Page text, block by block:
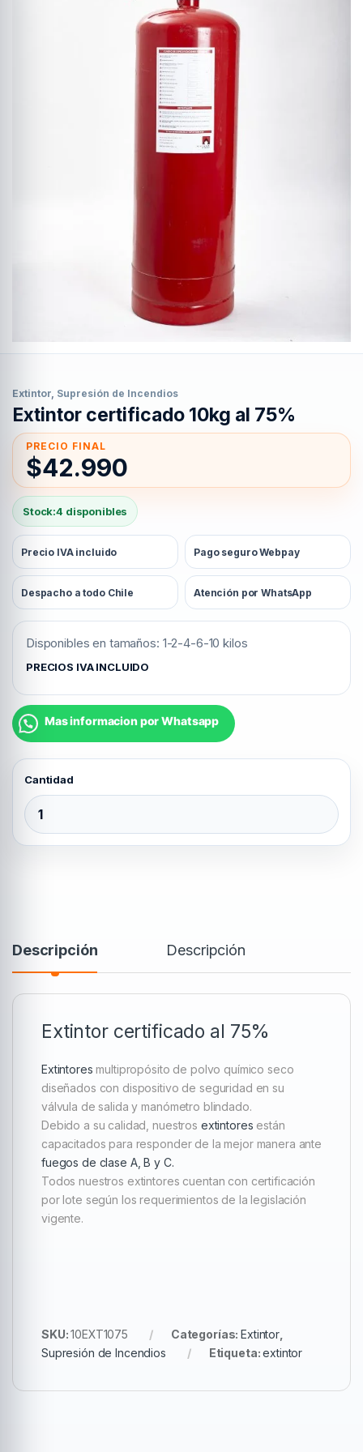
Extintor, Supresión de Incendios
Extintor certificado 10kg al 75%
Stock:4 disponibles
$42.990
Precio IVA incluido Pago seguro Webpay
Despacho a todo Chile Atención por WhatsApp
Disponibles en tamaños: 1-2-4-6-10 kilos
PRECIOS IVA INCLUIDO
Mas informacion por Whatsapp
Extintor certificado 10kg al 75% quantity
Descripción Descripción
Extintor certificado al 75%
Extintores multipropósito de polvo químico seco
diseñados con dispositivo de seguridad en su
válvula de salida y manómetro blindado.
Debido a su calidad, nuestros extintores están
capacitados para responder de la mejor manera ante
fuegos de clase A, B y C.
Todos nuestros extintores cuentan con certificación
por lote según los requerimientos de la legislación
vigente.
SKU:10EXT1075 Categorías:Extintor
Supresión de Incendios
Etiqueta:extintor